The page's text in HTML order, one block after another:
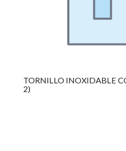
TORNILLO INOXIDABLE
2)